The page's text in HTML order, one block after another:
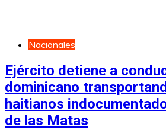
Nacionales
Ejército detiene a
dominicano
haitianos
de las Matas